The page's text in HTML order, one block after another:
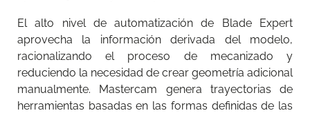
El alto nivel de automatización de Blade Expert
aprovecha la información derivada del modelo,
racionalizando el proceso de mecanizado y
reduciendo la necesidad de crear geometría adicional
manualmente. Mastercam genera trayectorias de
herramientas basadas en las formas definidas de las